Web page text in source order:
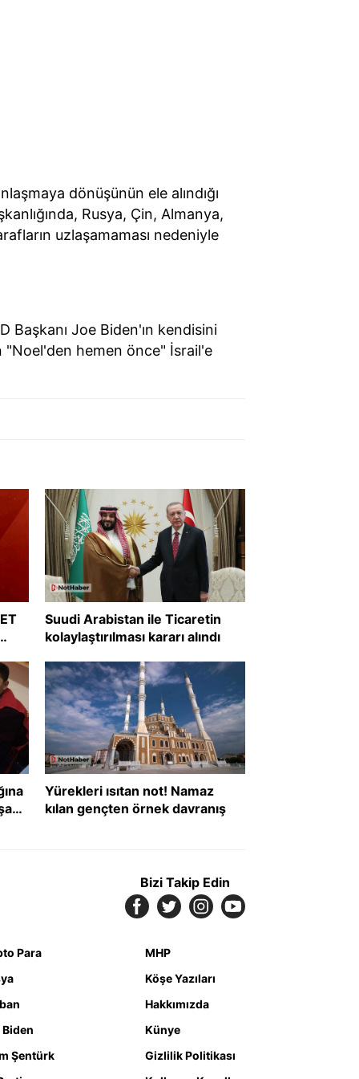
dönüşünün ele alındığı
Rusya, Çin, Almanya,
uzlaşamaması nedeniyle
Başkanı Joe Biden'ın kendisini
"Noel'den hemen önce" İsrail'e
Suudi Arabistan ile Ticaretin
kolaylaştırılması kararı alındı
Yürekleri ısıtan not! Namaz
kılan gençten örnek davranış
Bizi Takip Edin
Para
Şentürk
MHP
Köşe Yazıları
Hakkımızda
Künye
Gizlilik Politikası